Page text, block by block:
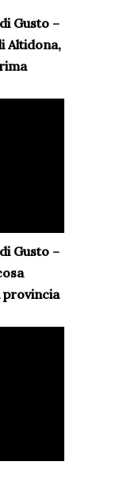
Gusto –
Altidona,
Gusto –
provincia